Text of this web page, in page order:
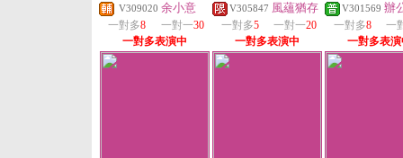
V309020 余小意
一對多8 一對一30
一對多表演中
V305847 風蘊猶存
一對多5 一對一20
一對多表演中
V301569 辦
一對多8
一
一對多表